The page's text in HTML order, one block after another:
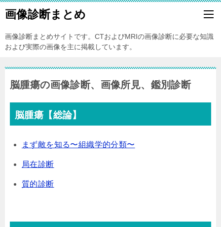
画像診断まとめ
画像診断まとめサイトです。CTおよびMRIの画像診断に必要な知識
および実際の画像を主に掲載しています。
脳腫瘍の画像診断、画像所見、鑑別診断
脳腫瘍【総論】
まず敵を知る〜組織学的分類〜
局在診断
質的診断